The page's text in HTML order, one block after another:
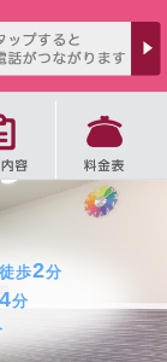
徒歩2分
4分